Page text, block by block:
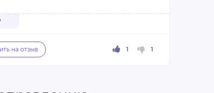
работы проверяются очень
Складывается такое ощущение,